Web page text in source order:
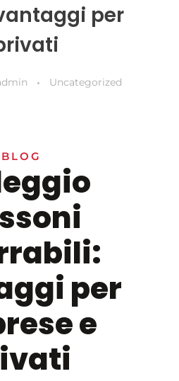
per
Uncategorized
BLOG
per
e